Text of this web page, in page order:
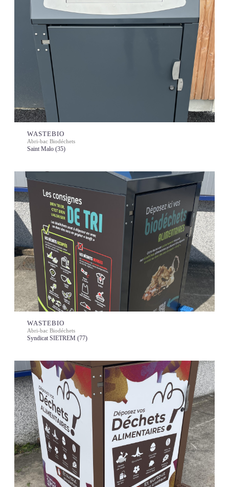
WASTEBIO
Abri-bac Biodéchets
Saint Malo (35)
WASTEBIO
Abri-bac Biodéchets
Syndicat SIETREM (77)